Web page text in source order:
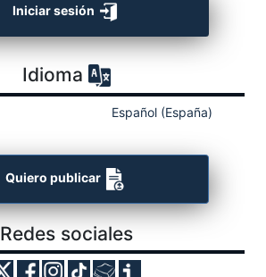
Iniciar sesión
Idioma
Español (España)
Quiero publicar
Redes sociales